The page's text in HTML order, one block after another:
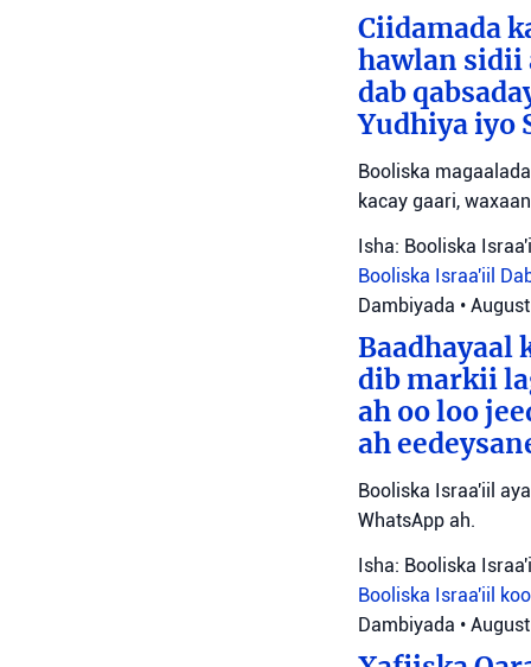
Ciidamada
hawlan sidii
dab
Yudhiya iyo
Booliska
kacay gaari,
Isha: Booliska
Booliska Israa'iil
Dambiyada •
Baadhayaal
dib markii
ah oo loo
ah
Booliska Israa'iil
WhatsApp ah.
Isha: Booliska
Booliska Israa'iil
Dambiyada •